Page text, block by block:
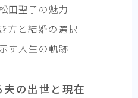
田聖子の魅力
方と結婚の選択
す人生の軌跡
の出世と現在